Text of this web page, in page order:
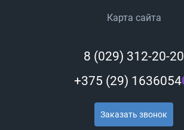
Карта сайта
8 (029) 312-20-20
+375 (29) 1636054
Заказать звонок